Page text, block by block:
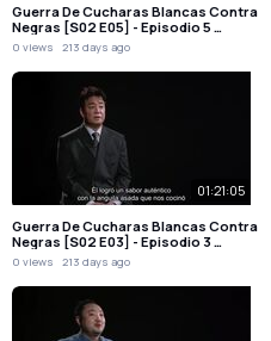
Guerra De Cucharas Blancas Contra
Negras [S02 E05] - Episodio 5 …
0 views 213 days ago
01:21:05
Guerra De Cucharas Blancas Contra
Negras [S02 E03] - Episodio 3 …
0 views 213 days ago